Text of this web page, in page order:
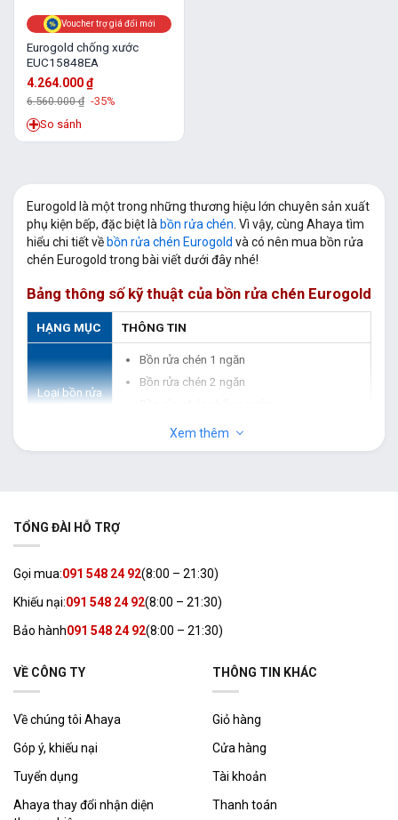
Voucher trợ giá đổi mới
Eurogold chống xước
EUC15848EA
4.264.000₫
6.560.000₫ -35%
So sánh
Eurogold là một trong những thương hiệu lớn chuyên sản xuất
phụ kiện bếp, đặc biệt là bồn rửa chén . Vì vậy, cùng Ahaya tìm
hiểu chi tiết về bồn rửa chén Eurogold và có nên mua bồn rửa
chén Eurogold trong bài viết dưới đây nhé!
Bảng thông số kỹ thuật của bồn rửa chén Eurogold
HẠNG MỤC THÔNG TIN
Loại bồn rửa
Bồn rửa chén 1 ngăn
Bồn rửa chén 2 ngăn
Bồn rửa chén lắp âm
Bồn rửa chén lắp dương
Phong cách
Châu Âu
– Chống thấm
– Tích hợp phụ kiện
Giá
3.090.000đ đến 5.000.000đ
(cập nhật Tháng 1/2026)
nào?
Bồn rửa chén Eurogold thương hiệu phụ kiện bếp hàng đầu
Xem thêm
TỔNG ĐÀI HỖ TRỢ
Gọi mua:091 548 24 92(8:00 – 21:30)
Khiếu nại:091 548 24 92(8:00 – 21:30)
Bảo hành091 548 24 92(8:00 – 21:30)
VỀ CÔNG TY
Về chúng tôi Ahaya
Góp ý, khiếu nại
Tuyển dụng
Ahaya thay đổi nhận diện
THÔNG TIN KHÁC
Giỏ hàng
Cửa hàng
Tài khoản
Thanh toán